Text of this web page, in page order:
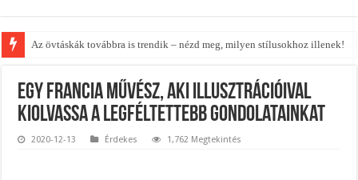
Az övtáskák továbbra is trendik – nézd meg, milyen stílusokhoz illenek!
Egy francia művész, aki illusztrációival
kiolvassa a legféltettebb gondolatainkat
2020-12-13 Érdekes 1,762 Megtekintés